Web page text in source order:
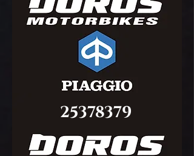
25378379